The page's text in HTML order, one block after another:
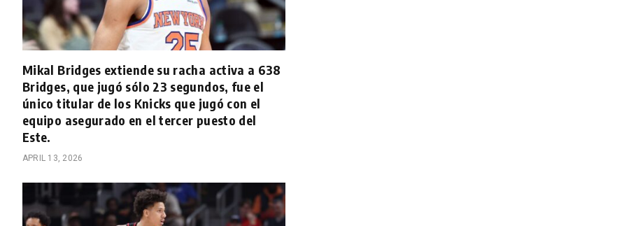
Mikal Bridges extiende su racha activa a 638
Bridges, que jugó sólo 23 segundos, fue el
único titular de los Knicks que jugó con el
equipo asegurado en el tercer puesto del
Este.
APRIL 13, 2026